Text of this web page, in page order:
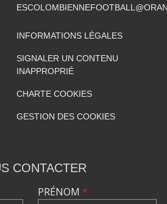
INFORMATIONS LÉGALES
SIGNALER UN CONTENU
INAPPROPRIÉ
CHARTE COOKIES
GESTION DES COOKIES
CONTACTER
PRÉNOM *